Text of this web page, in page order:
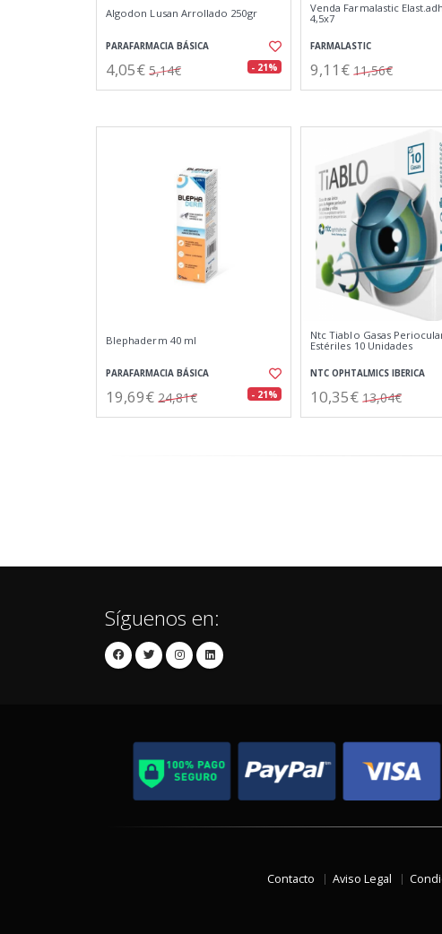
Algodon Lusan Arrollado 250gr
PARAFARMACIA BÁSICA
4,05€ 5,14€ - 21%
Venda Farmalastic
4,5x7
FARMALASTIC
9,11€ 11,56€
Blephaderm 40 ml
PARAFARMACIA BÁSICA
19,69€ 24,81€ - 21%
Ntc Tiablo Gasas
Estériles 10 Unidades
NTC OPHTALMICS IBERICA
10,35€ 13,04€
Síguenos en:
Contacto Aviso Legal